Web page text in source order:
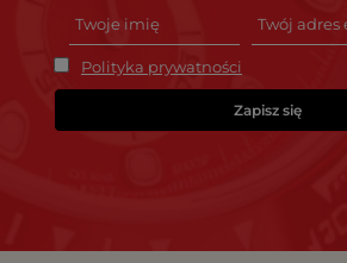
Polityka prywatności
Zapisz się